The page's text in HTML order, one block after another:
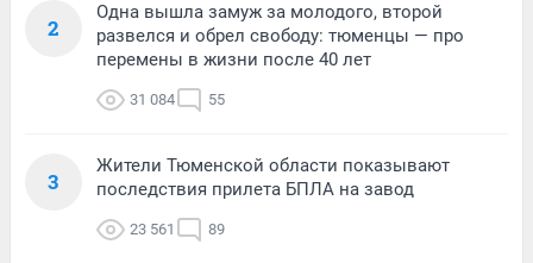
2
Одна вышла замуж за молодого, второй
развелся и обрел свободу: тюменцы — про
перемены в жизни после 40 лет
31 084 55
3
Жители Тюменской области показывают
последствия прилета БПЛА на завод
23 561 89